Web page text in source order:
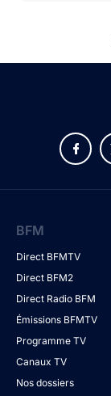
BFM
Direct BFMTV
Direct BFM2
Direct Radio BFM
Émissions BFMTV
Programme TV
Canaux TV
Nos dossiers